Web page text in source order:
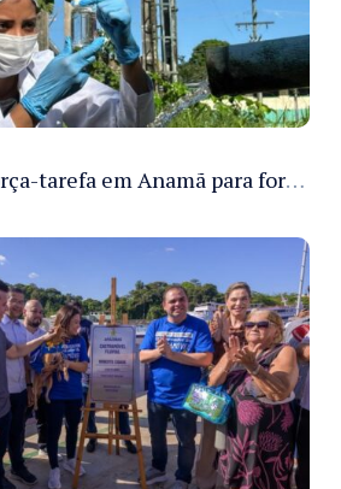
Cosama inicia força-tarefa em Anamã para fortalecer abastecimento de água e segurança hídrica da população